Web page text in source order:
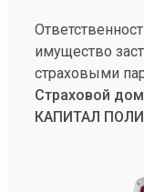
имущество
страховыми
Страховой
КАПИТАЛ